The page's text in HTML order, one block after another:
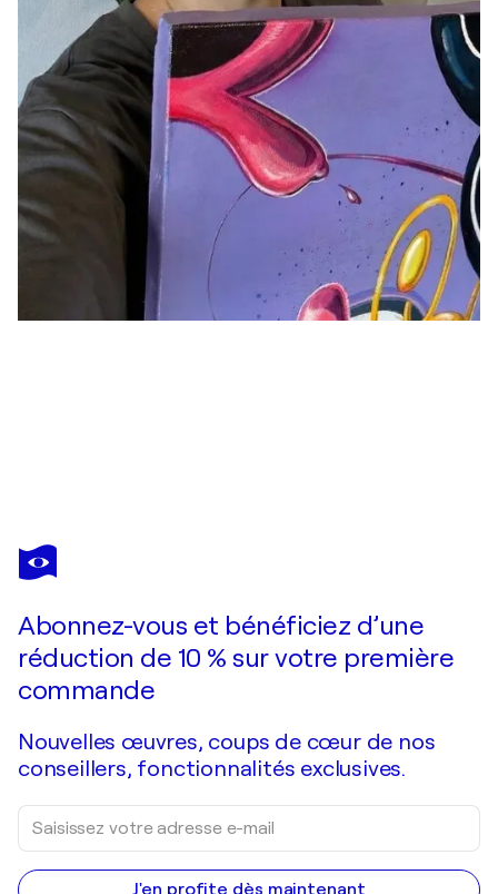
YUMI ASABA
Mr.Alphapet 陰と陽 （In to Yo）
Abonnez-vous et bénéficiez d’une
réduction de 10 % sur votre première
commande
Nouvelles œuvres, coups de cœur de nos
conseillers, fonctionnalités exclusives.
J'en profite dès maintenant